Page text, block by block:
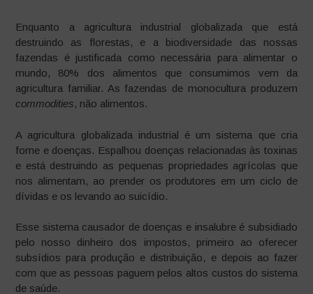
Enquanto a agricultura industrial globalizada que está
destruindo as florestas, e a biodiversidade das nossas
fazendas é justificada como necessária para alimentar o
mundo, 80% dos alimentos que consumimos vem da
agricultura familiar. As fazendas de monocultura produzem
commodities, não alimentos.
A agricultura globalizada industrial é um sistema que cria
fome e doenças. Espalhou doenças relacionadas às toxinas
e está destruindo as pequenas propriedades agrícolas que
nos alimentam, ao prender os produtores em um ciclo de
dívidas e os levando ao suicídio.
Esse sistema causador de doenças e insalubre é subsidiado
pelo nosso dinheiro dos impostos, primeiro ao oferecer
subsídios para produção e distribuição, e depois ao fazer
com que as pessoas paguem pelos altos custos do sistema
de saúde.